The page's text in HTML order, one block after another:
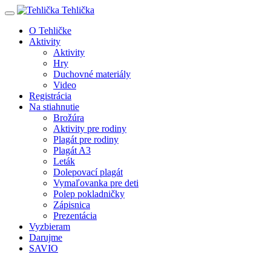
Tehlička
O Tehličke
Aktivity
Aktivity
Hry
Duchovné materiály
Video
Registrácia
Na stiahnutie
Brožúra
Aktivity pre rodiny
Plagát pre rodiny
Plagát A3
Leták
Dolepovací plagát
Vymaľovanka pre deti
Polep pokladničky
Zápisnica
Prezentácia
Vyzbieram
Darujme
SAVIO